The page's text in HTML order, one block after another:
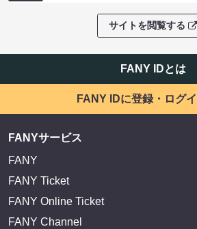
サイトを閲覧する
FANY IDとは
FANY IDに登録・ログ
FANYサービス
FANY
FANY Ticket
FANY Online Ticket
FANY Channel